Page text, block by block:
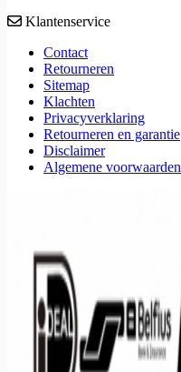
Klantenservice
Contact
Retourneren
Sitemap
Klachten
Privacyverklaring
Retourneren en garantie
Disclaimer
Algemene voorwaarden